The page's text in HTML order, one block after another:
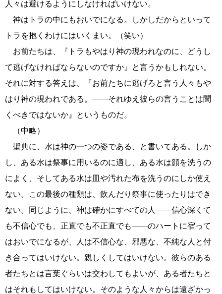
人々は避けるようにしなければいけない。
神はトラの中にもおいでになる。しかしだからといって
トラを抱くわけにはいくまい。（笑い）
お前たちは、『トラもやはり神の現われなのに、どうし
て逃げなければならないのですか』と言うかもしれない。
それに対する答えは、『お前たちに逃げろと言う人々もや
はり神の現われである。――それゆえ彼らの言うことは聞
くべきではないか』というものだ。
（中略）
聖典に、水は神の一つの姿である、と書いてある。しか
し、ある水は祭事に用いるのに適し、ある水は顔を洗うの
によく、そしてある水は皿や汚れた布を洗うのにしか使え
ない。この最後の種類は、飲んだり祭事に使ったりはでき
ない。同じように、神は確かにすべての人――信心深くて
も不信心でも、正直でも不正直でも――のハートに宿って
はおいでになるが、人は不信心な、邪悪な、不純な人と付
き合ってはいけない。親しくしてはいけない。彼らのある
者たちとは言葉ぐらいは交わしてもよいが、ある者たちと
はそれもしてはいけない。そのような人々からは遠ざかっ